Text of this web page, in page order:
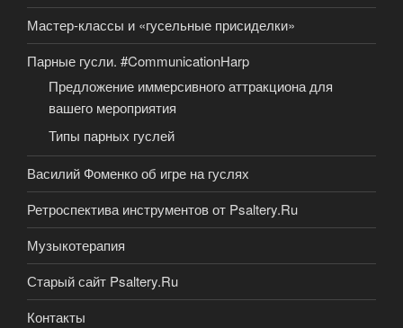
Мастер-классы и «гусельные присиделки»
Парные гусли. #CommunicationHarp
Предложение иммерсивного аттракциона для
вашего мероприятия
Типы парных гуслей
Василий Фоменко об игре на гуслях
Ретроспектива инструментов от Psaltery.Ru
Музыкотерапия
Старый сайт Psaltery.Ru
Контакты